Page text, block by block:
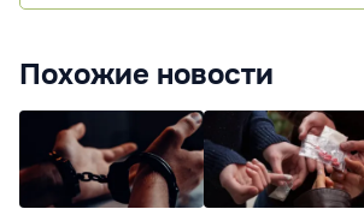
Похожие новости